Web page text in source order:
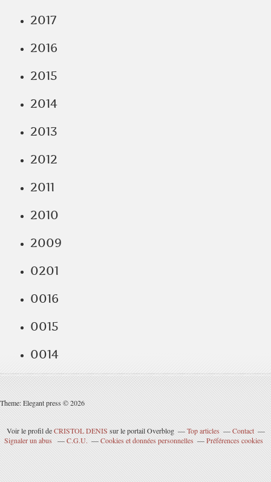
2017
2016
2015
2014
2013
2012
2011
2010
2009
0201
0016
0015
0014
Theme: Elegant press © 2026
Voir le profil deCRISTOL DENIS sur le portail Overblog Top articles
Contact
Signaler un abus
C.G.U. Cookies et données personnelles Préférences cookies